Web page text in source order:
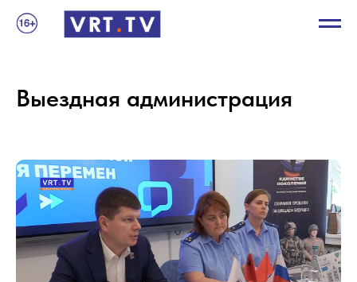
Выездная администрация